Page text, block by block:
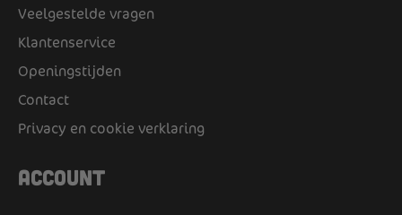
Veelgestelde vragen
Klantenservice
Openingstijden
Contact
Privacy en cookie verklaring
Account